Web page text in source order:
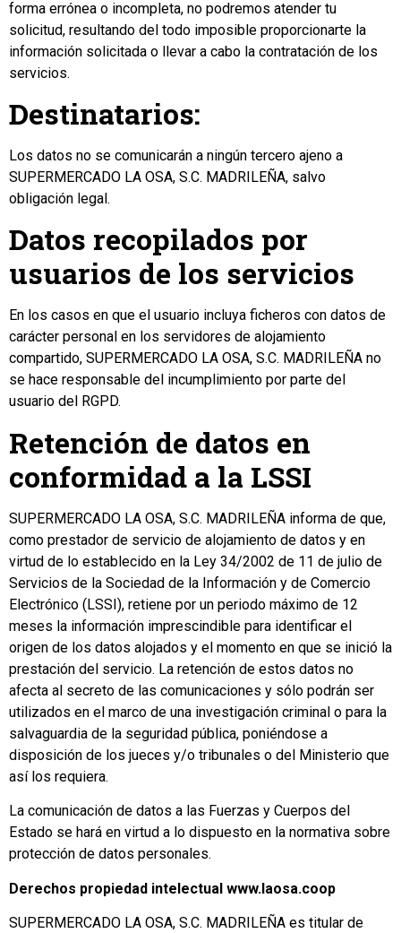
forma errónea o incompleta, no podremos atender tu
solicitud, resultando del todo imposible proporcionarte la
información solicitada o llevar a cabo la contratación de los
servicios.
Destinatarios:
Los datos no se comunicarán a ningún tercero ajeno a
SUPERMERCADO LA OSA, S.C. MADRILEÑA, salvo
obligación legal.
Datos recopilados por
usuarios de los servicios
En los casos en que el usuario incluya ficheros con datos de
carácter personal en los servidores de alojamiento
compartido, SUPERMERCADO LA OSA, S.C. MADRILEÑA no
se hace responsable del incumplimiento por parte del
usuario del RGPD.
Retención de datos en
conformidad a la LSSI
SUPERMERCADO LA OSA, S.C. MADRILEÑA informa de que,
como prestador de servicio de alojamiento de datos y en
virtud de lo establecido en la Ley 34/2002 de 11 de julio de
Servicios de la Sociedad de la Información y de Comercio
Electrónico (LSSI), retiene por un periodo máximo de 12
meses la información imprescindible para identificar el
origen de los datos alojados y el momento en que se inició la
prestación del servicio. La retención de estos datos no
afecta al secreto de las comunicaciones y sólo podrán ser
utilizados en el marco de una investigación criminal o para la
salvaguardia de la seguridad pública, poniéndose a
disposición de los jueces y/o tribunales o del Ministerio que
así los requiera.
La comunicación de datos a las Fuerzas y Cuerpos del
Estado se hará en virtud a lo dispuesto en la normativa sobre
protección de datos personales.
Derechos propiedad intelectual www.laosa.coop
SUPERMERCADO LA OSA, S.C. MADRILEÑA es titular de